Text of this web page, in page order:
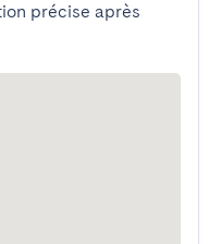
précise après